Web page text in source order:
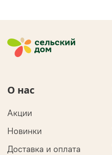
О нас
Акции
Новинки
Доставка и оплата